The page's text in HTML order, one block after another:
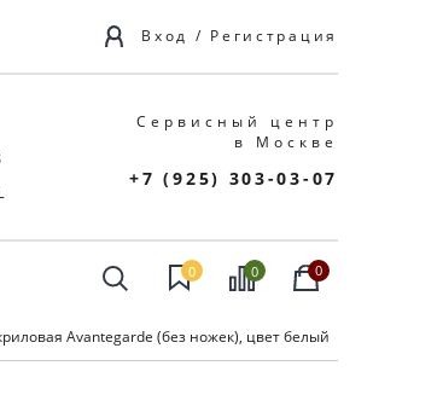
Вход / Регистрация
Сервисный центр
в Москве
+7 (925) 303-03-07
0 0 0
Avantegarde (без ножек), цвет белый